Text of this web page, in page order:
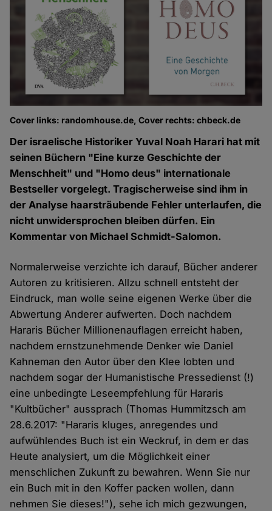
Cover links: randomhouse.de, Cover rechts: chbeck.de
Der israelische Historiker Yuval Noah Harari hat mit
seinen Büchern "Eine kurze Geschichte der
Menschheit" und "Homo deus" internationale
Bestseller vorgelegt. Tragischerweise sind ihm in
der Analyse haarsträubende Fehler unterlaufen, die
nicht unwidersprochen bleiben dürfen. Ein
Kommentar von Michael Schmidt-Salomon.
Normalerweise verzichte ich darauf, Bücher anderer
Autoren zu kritisieren. Allzu schnell entsteht der
Eindruck, man wolle seine eigenen Werke über die
Abwertung Anderer aufwerten. Doch nachdem
Hararis Bücher Millionenauflagen erreicht haben,
nachdem ernstzunehmende Denker wie Daniel
Kahneman den Autor über den Klee lobten und
nachdem sogar der Humanistische Pressedienst (!)
eine unbedingte Leseempfehlung für Hararis
"Kultbücher" aussprach (Thomas Hummitzsch am
28.6.2017: "Hararis kluges, anregendes und
aufwühlendes Buch ist ein Weckruf, in dem er das
Heute analysiert, um die Möglichkeit einer
menschlichen Zukunft zu bewahren. Wenn Sie nur
ein Buch mit in den Koffer packen wollen, dann
nehmen Sie dieses!"), sehe ich mich gezwungen,